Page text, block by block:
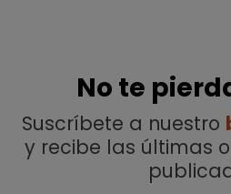
No te
Suscríbete a nuestro
y recibe las últimas